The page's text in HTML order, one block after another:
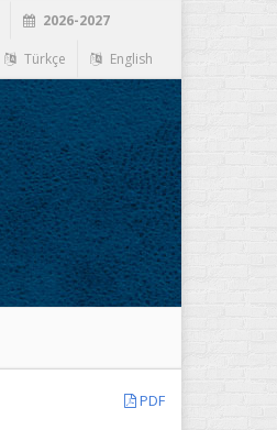
2026-2027
Türkçe English
PDF